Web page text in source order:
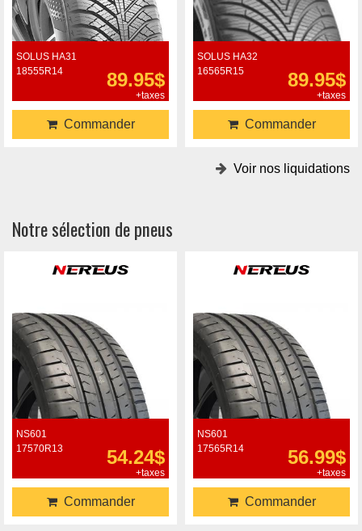
SOLUS HA31
18555R14
89.95$
+taxes
Commander
SOLUS HA32
16565R15
89.95$
+taxes
Commander
Voir nos liquidations
Notre sélection de pneus
NS601
17570R13
54.24$
+taxes
Commander
NS601
17565R14
56.99$
+taxes
Commander